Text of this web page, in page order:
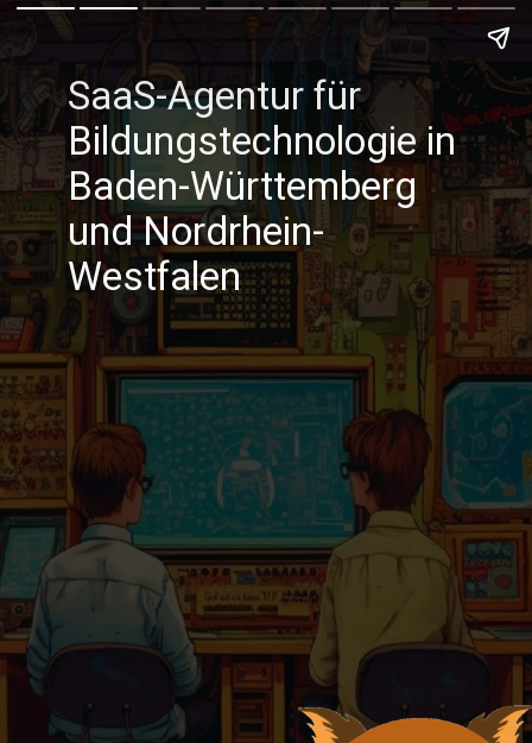
SaaS-Agentur für
Bildungstechnologie in
Baden-Württemberg
und Nordrhein-
Westfalen